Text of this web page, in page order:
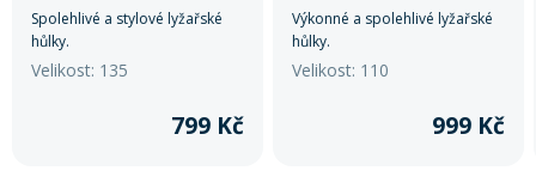
Spolehlivé a stylové lyžařské
hůlky.
Velikost: 135
799 Kč
Výkonné a spolehlivé lyžařské
hůlky.
Velikost: 110
999 Kč